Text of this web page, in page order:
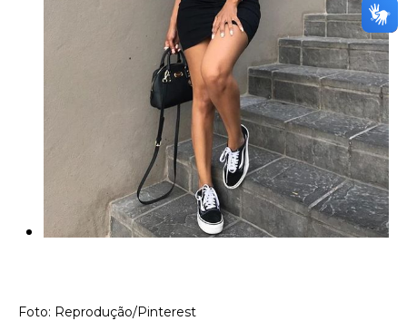
Foto: Reprodução/Pinterest